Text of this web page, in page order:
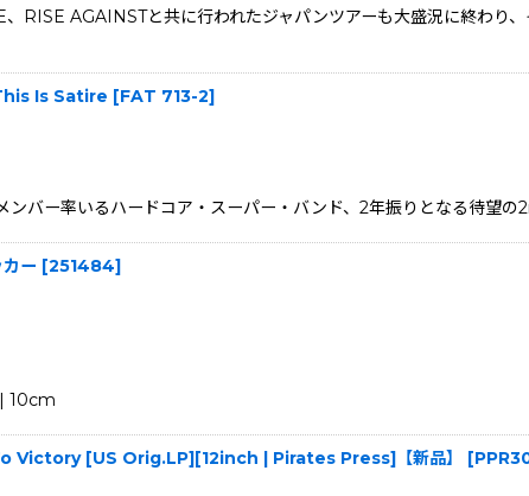
RISE AGAINSTと共に行われたジャパンツアーも大盛況に終わり
Is Satire [FAT 713-2]
バー率いるハードコア・スーパー・バンド、2年振りとなる待望
ー [251484]
10cm
Victory [US Orig.LP][12inch | Pirates Press]【新品】 [